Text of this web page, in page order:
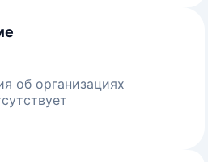
об организациях